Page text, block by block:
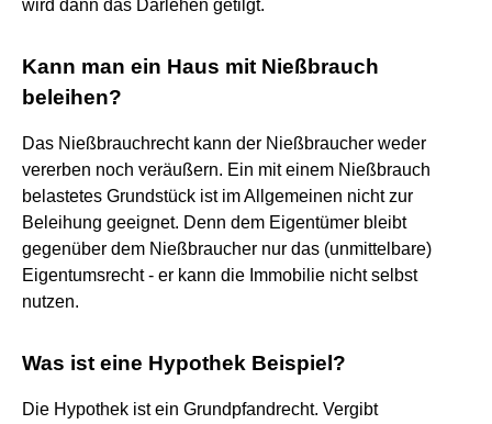
wird dann das Darlehen getilgt.
Kann man ein Haus mit Nießbrauch
beleihen?
Das Nießbrauchrecht kann der Nießbraucher weder
vererben noch veräußern. Ein mit einem Nießbrauch
belastetes Grundstück ist im Allgemeinen nicht zur
Beleihung geeignet. Denn dem Eigentümer bleibt
gegenüber dem Nießbraucher nur das (unmittelbare)
Eigentumsrecht - er kann die Immobilie nicht selbst
nutzen.
Was ist eine Hypothek Beispiel?
Die Hypothek ist ein Grundpfandrecht. Vergibt